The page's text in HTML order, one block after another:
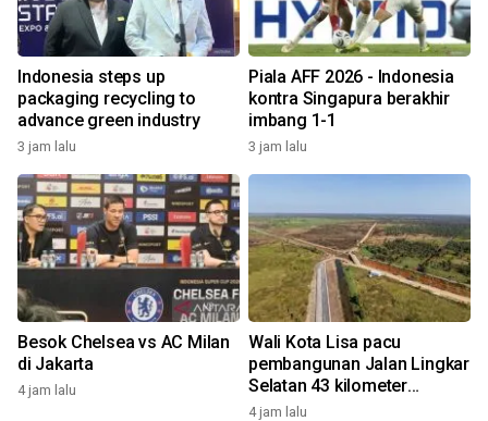
Indonesia steps up
packaging recycling to
advance green industry
3 jam lalu
Piala AFF 2026 - Indonesia
kontra Singapura berakhir
imbang 1-1
3 jam lalu
Besok Chelsea vs AC Milan
di Jakarta
4 jam lalu
Wali Kota Lisa pacu
pembangunan Jalan Lingkar
Selatan 43 kilometer
pengurai kemacetan
4 jam lalu